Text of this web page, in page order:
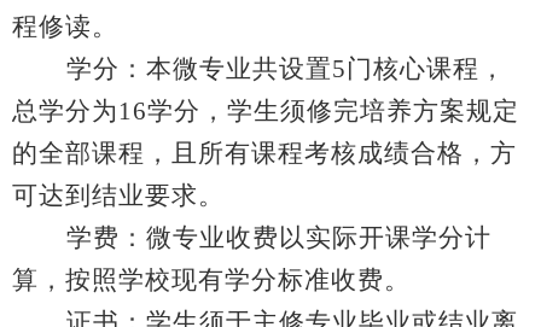
程修读。
学分：本微专业共设置5门核心课程，
总学分为 16学分，学生须修完培养方案规定
的全部课程，且所有课程考核成绩合格，方
可达到结业要求。
学费：微专业收费以实际开课学分计
算，按照学校现有学分标准收费。